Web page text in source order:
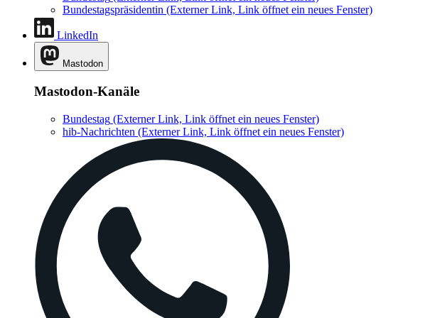
Bundestagspräsidentin (Externer Link, Link öffnet ein neues Fenster)
LinkedIn
Mastodon
Mastodon-Kanäle
Bundestag (Externer Link, Link öffnet ein neues Fenster)
hib-Nachrichten (Externer Link, Link öffnet ein neues Fenster)